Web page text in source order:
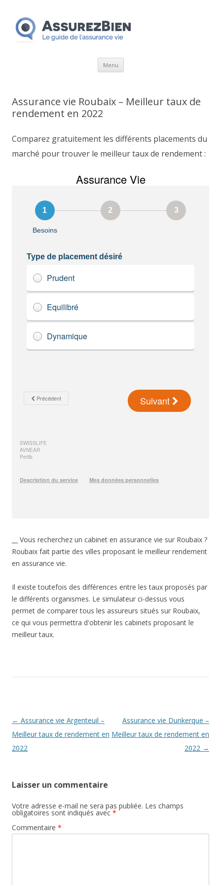
Menu Aller
Assurance vie Roubaix – Meilleur taux de
rendement en 2022
Comparez gratuitement les différents placements du
marché pour trouver le meilleur taux de rendement :
__ Vous recherchez un cabinet en assurance vie sur Roubaix ?
Roubaix fait partie des villes proposant le meilleur rendement
en assurance vie.
Il existe toutefois des différences entre les taux proposés par
le différents organismes. Le simulateur ci-dessus vous
permet de comparer tous les assureurs situés sur Roubaix,
ce qui vous permettra d'obtenir les cabinets proposant le
meilleur taux.
Navigation
des
articles
← Assurance vie Argenteuil –
Meilleur taux de rendement en
2022
Assurance vie Dunkerque –
Meilleur taux de rendement en
2022 →
Laisser un commentaire
Votre adresse e-mail ne sera pas publiée. Les champs
obligatoires sont indiqués avec *
Commentaire *